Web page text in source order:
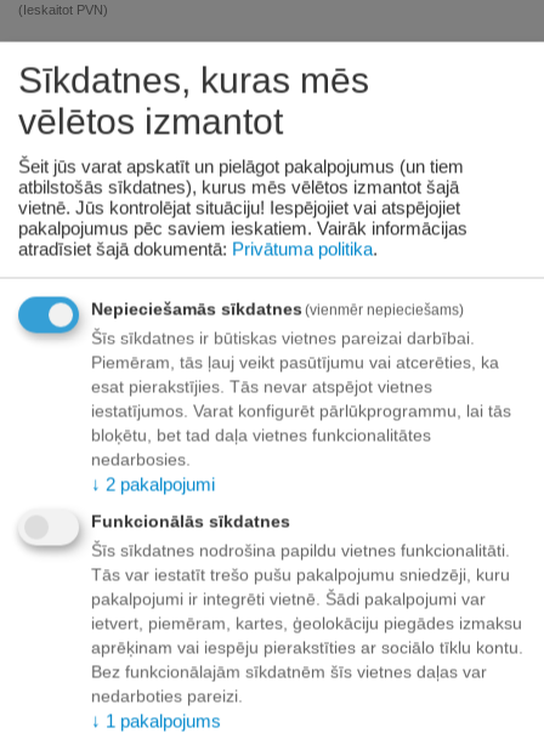
(Ieskaitot PVN)
+
−
Pievienot vēlmju sarakstam
Piegāde
Preču izsniegšanas punktos -
Līdz dzīvokļa durvīm no 35.00 eur bezmaksas!
Līdz 34.99 EUR piegādes maksa:
Venipak kurjers - 3.90 EUR
Omniva pakomāts - 3.20 EUR
Apmaksa
Apraksts
Praktiskas tīrīšanas salvetes jūsu mājdzīvniekam, lai tās
vienmēr būtu pie rokas: mājās un ceļā, lai notīrītu kažokādu un
Sīkdatnes, kuras mēs
vēlētos izmantot
Šeit jūs varat apskatīt un pielāgot pakalpojumus (un tiem
atbilstošās sīkdatnes), kurus mēs vēlētos izmantot šajā
vietnē. Jūs kontrolējat situāciju! Iespējojiet vai atspējojiet
pakalpojumus pēc saviem ieskatiem. Vairāk informācijas
atradīsiet šajā dokumentā: Privātuma politika.
Nepieciešamās sīkdatnes (vienmēr nepieciešams)
Šīs sīkdatnes ir būtiskas vietnes pareizai darbībai.
Piemēram, tās ļauj veikt pasūtījumu vai atcerēties, ka
esat pierakstījies. Tās nevar atspējot vietnes
iestatījumos. Varat konfigurēt pārlūkprogrammu, lai tās
bloķētu, bet tad daļa vietnes funkcionalitātes
nedarbosies.
↓ 2 pakalpojumi
Funkcionālās sīkdatnes
Šīs sīkdatnes nodrošina papildu vietnes funkcionalitāti.
Tās var iestatīt trešo pušu pakalpojumu sniedzēji, kuru
pakalpojumi ir integrēti vietnē. Šādi pakalpojumi var
ietvert, piemēram, kartes, ģeolokāciju piegādes izmaksu
aprēķinam vai iespēju pierakstīties ar sociālo tīklu kontu.
Bez funkcionālajām sīkdatnēm šīs vietnes daļas var
nedarboties pareizi.
↓ 1 pakalpojums